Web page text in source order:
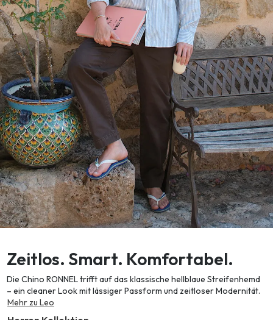
Zeitlos. Smart. Komfortabel.
Die Chino RONNEL trifft auf das klassische hellblaue Streifenhemd
– ein cleaner Look mit lässiger Passform und zeitloser Modernität.
Mehr zu Leo